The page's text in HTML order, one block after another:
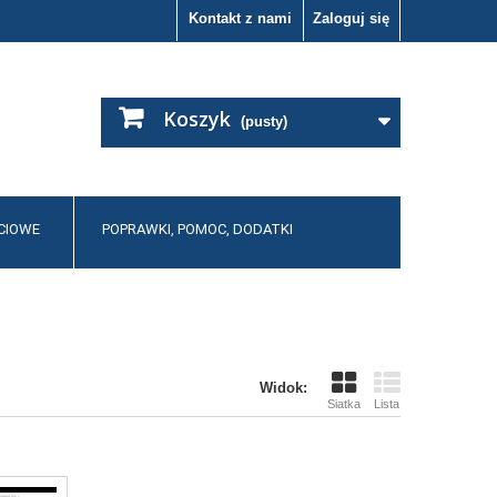
Zaloguj się
Kontakt z nami
Koszyk (pusty)
POPRAWKI, POMOC, DODATKI
Widok:
Siatka Lista